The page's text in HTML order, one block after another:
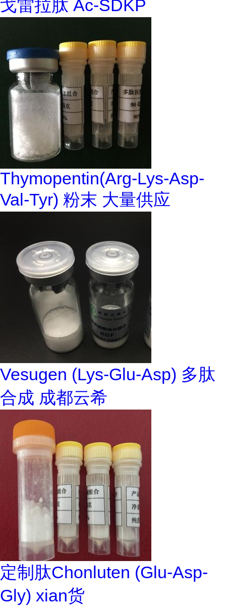
戈雷拉肽 Ac-SDKP
Thymopentin(Arg-Lys-Asp-
Val-Tyr) 粉末 大量供应
Vesugen (Lys-Glu-Asp) 多肽
合成 成都云希
定制肽Chonluten (Glu-Asp-
Gly) xian货